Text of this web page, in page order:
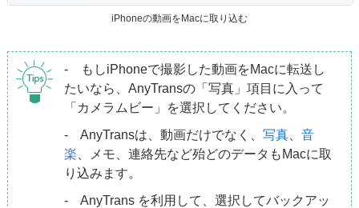
iPhoneの動画をMacに取り込む
- もしiPhoneで撮影した動画をMacに転送し
たいなら、AnyTransの「写真」項目に入って
「カメラムビー」を選択してください。
- AnyTransは、動画だけでなく、 写真、 音
楽 、メモ、連絡先など殆どのデータもMacに取
り込みます。
- AnyTrans を利用して、選択してバックアッ